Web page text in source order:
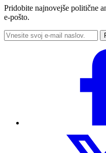
Pridobite najnovejše politične
e-pošto.